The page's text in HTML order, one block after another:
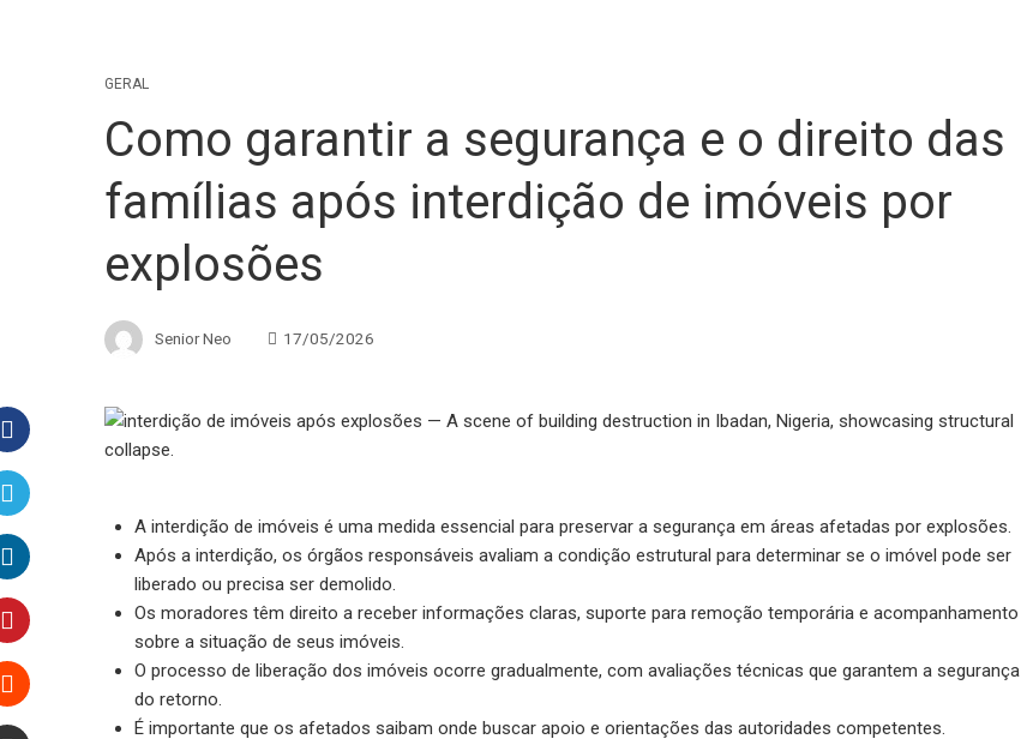
GERAL
Como garantir a segurança e o direito das
famílias após interdição de imóveis por
explosões
Senior Neo 17/05/2026
Facebook
Twitter
LinkedIn
Pinterest
Stumbleupon
A interdição de imóveis é uma medida essencial para preservar a segurança em áreas afetadas por explosões.
Após a interdição, os órgãos responsáveis avaliam a condição estrutural para determinar se o imóvel pode ser
liberado ou precisa ser demolido.
Os moradores têm direito a receber informações claras, suporte para remoção temporária e acompanhamento
sobre a situação de seus imóveis.
O processo de liberação dos imóveis ocorre gradualmente, com avaliações técnicas que garantem a segurança
do retorno.
É importante que os afetados saibam onde buscar apoio e orientações das autoridades competentes.